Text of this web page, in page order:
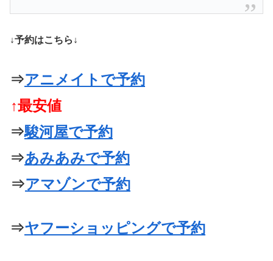
↓予約はこちら↓
⇒アニメイトで予約
↑最安値
⇒駿河屋で予約
⇒あみあみで予約
⇒アマゾンで予約
⇒ヤフーショッピングで予約